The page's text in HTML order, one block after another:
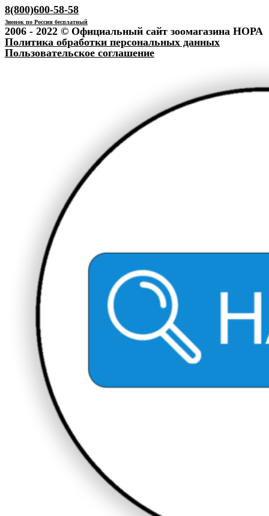
8(800)600-58-58
Звонок по России бесплатный
2006 - 2022 © Официальный сайт зоомагазина НОРА
Политика обработки персональных данных
Пользовательское соглашение